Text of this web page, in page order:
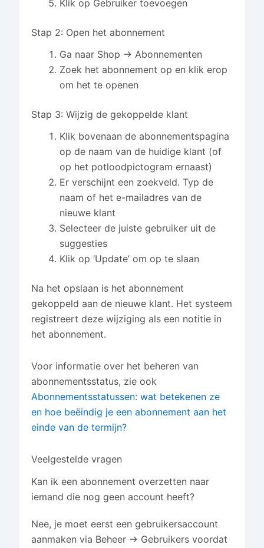
Klik op Gebruiker toevoegen
Stap 2: Open het abonnement
Ga naar Shop → Abonnementen
Zoek het abonnement op en klik erop
om het te openen
Stap 3: Wijzig de gekoppelde klant
Klik bovenaan de abonnementspagina
op de naam van de huidige klant (of
op het potloodpictogram ernaast)
Er verschijnt een zoekveld. Typ de
naam of het e-mailadres van de
nieuwe klant
Selecteer de juiste gebruiker uit de
suggesties
Klik op ‘Update’ om op te slaan
Na het opslaan is het abonnement
gekoppeld aan de nieuwe klant. Het systeem
registreert deze wijziging als een notitie in
het abonnement.
Voor informatie over het beheren van
abonnementsstatus, zie ook
Abonnementsstatussen: wat betekenen ze
en hoe beëindig je een abonnement aan het
einde van de termijn?
Veelgestelde vragen
Kan ik een abonnement overzetten naar
iemand die nog geen account heeft?
Nee, je moet eerst een gebruikersaccount
aanmaken via Beheer → Gebruikers voordat